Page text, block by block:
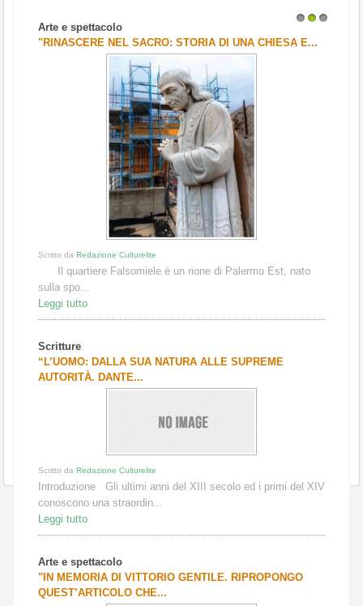
Arte e spettacolo
"RINASCERE NEL SACRO: STORIA DI UNA CHIESA E...
Scritto da Redazione Culturelite
Il quartiere Falsomiele è un rione di Palermo Est, nato
sulla spo...
Leggi tutto
Scritture
“L’UOMO: DALLA SUA NATURA ALLE SUPREME
AUTORITÀ. DANTE...
Scritto da Redazione Culturelite
Introduzione Gli ultimi anni del XIII secolo ed i primi del XIV
conoscono una straordin...
Leggi tutto
Arte e spettacolo
"IN MEMORIA DI VITTORIO GENTILE. RIPROPONGO
QUEST’ARTICOLO CHE...